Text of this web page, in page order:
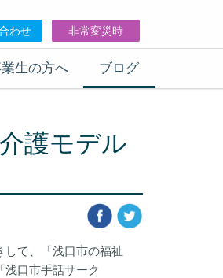
わせ 非常変災時
生の方へ ブログ
護モデル
して、「浅口市の福祉
口市手話サーク